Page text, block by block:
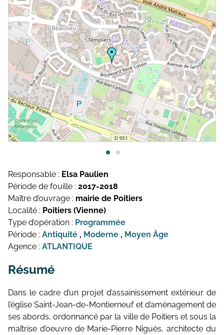
Topographie et Photogrammétrie
Drones
Inventaires du patrimoine
Systèmes d’information géographique
HArpage
La formation QGIS
Études du mobilier
Études géoarchéologiques
Communication et Valorisation
Publications de l’équipe
Responsable : Elsa Paulien
Période de fouille : 2017-2018
Maître d’ouvrage : mairie de Poitiers
Localité : Poitiers (Vienne)
Type d’opération : Programmée
Période : Antiquité , Moderne , Moyen Âge
Agence : ATLANTIQUE
Résumé
Dans le cadre d’un projet d’assainissement extérieur de
l’église Saint-Jean-de-Montierneuf et d’aménagement de
ses abords, ordonnancé par la ville de Poitiers et sous la
maîtrise d’oeuvre de Marie-Pierre Niguès, architecte du